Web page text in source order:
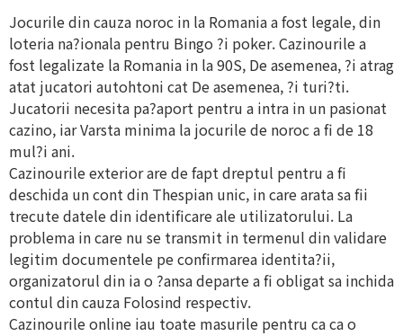
Jocurile din cauza noroc in la Romania a fost legale, din
loteria na?ionala pentru Bingo ?i poker. Cazinourile a
fost legalizate la Romania in la 90S, De asemenea, ?i atrag
atat jucatori autohtoni cat De asemenea, ?i turi?ti.
Jucatorii necesita pa?aport pentru a intra in un pasionat
cazino, iar Varsta minima la jocurile de noroc a fi de 18
mul?i ani.
Cazinourile exterior are de fapt dreptul pentru a fi
deschida un cont din Thespian unic, in care arata sa fii
trecute datele din identificare ale utilizatorului. La
problema in care nu se transmit in termenul din validare
legitim documentele pe confirmarea identita?ii,
organizatorul din ia o ?ansa departe a fi obligat sa inchida
contul din cauza Folosind respectiv.
Cazinourile online iau toate masurile pentru ca ca o